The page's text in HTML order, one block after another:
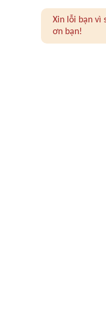
Xin lỗi bạn vì
ơn bạn!